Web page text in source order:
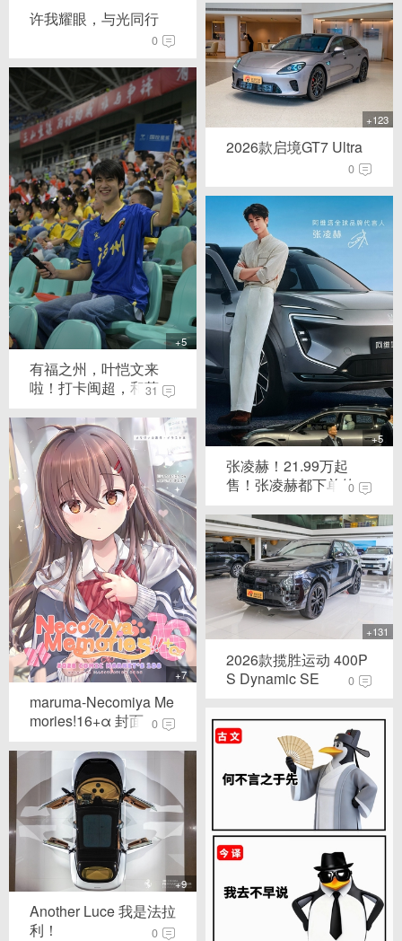
许我耀眼，与光同行
0
+5
有福之州，叶恺文来
啦！打卡闽超，和萌...
31
+7
maruma-Necomiya Me
mories!16+α 封面...0
+9
Another Luce 我是法拉
利！
0
+123
2026款启境GT7 Ultra
0
+5
张凌赫！21.99万起
售！张凌赫都下单的...
0
+131
2026款揽胜运动 400P
S Dynamic SE
0